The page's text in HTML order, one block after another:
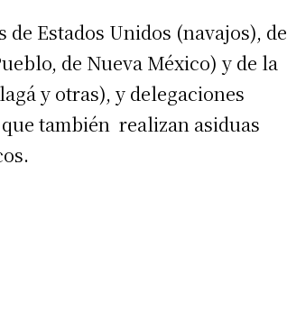
Estados Unidos (navajos), de
de Nueva México) y de la
y otras), y delegaciones
también realizan asiduas